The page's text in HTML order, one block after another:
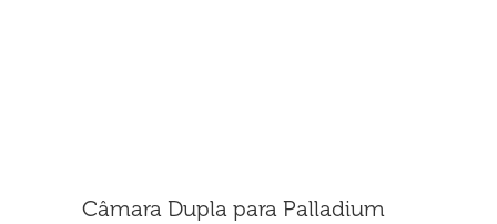
Câmara Dupla para Palladium